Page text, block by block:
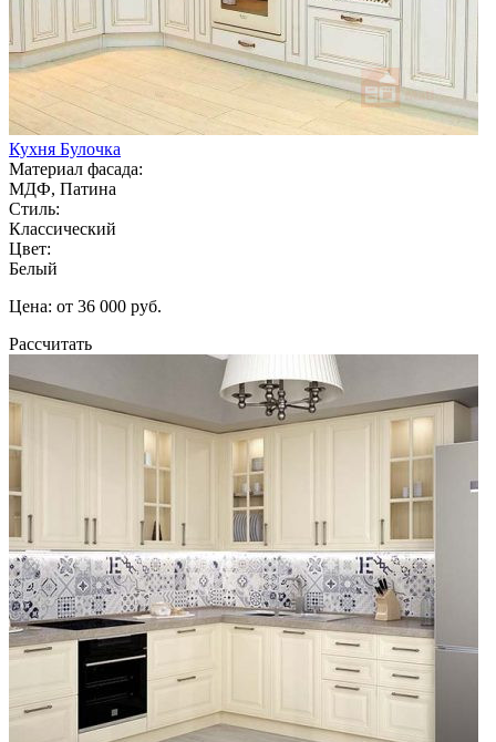
Кухня Булочка
Материал фасада:
МДФ, Патина
Стиль:
Классический
Цвет:
Белый
Цена: от 36 000 руб.
Рассчитать